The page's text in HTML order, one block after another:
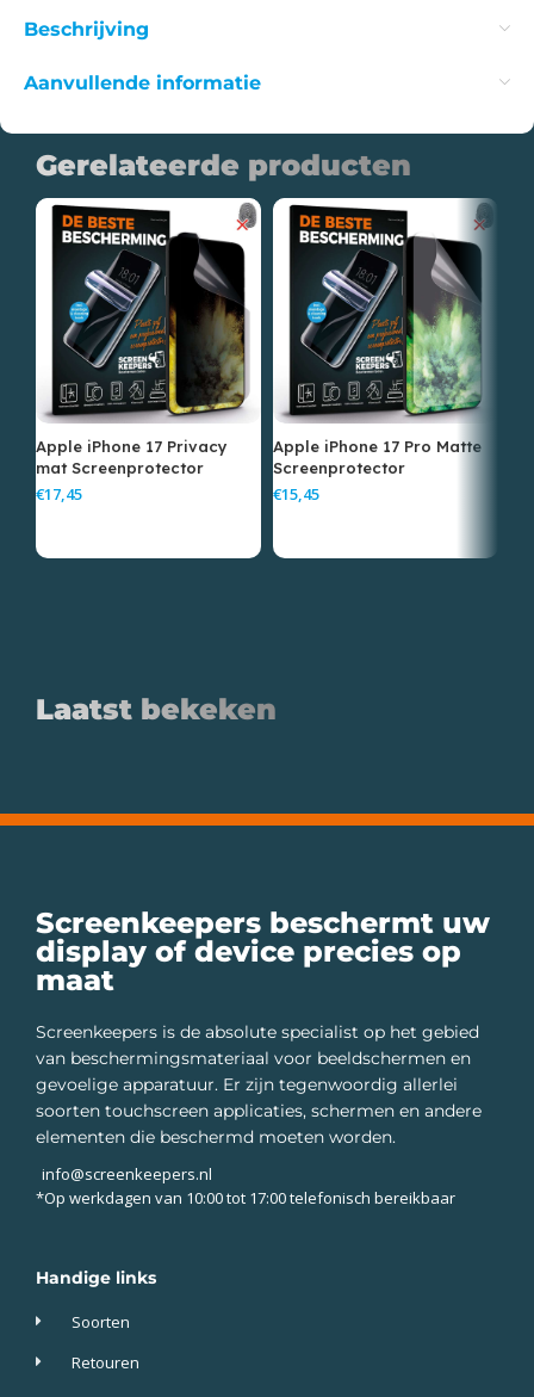
Beschrijving
Aanvullende informatie
Gerelateerde producten
Apple iPhone 17 Privacy
mat Screenprotector
€
Apple iPhone 17 Pro Matte
Screenprotector
€
Laatst bekeken
Screenkeepers beschermt uw
display of device precies op
maat
Screenkeepers is de absolute specialist op het gebied
van beschermingsmateriaal voor beeldschermen en
gevoelige apparatuur. Er zijn tegenwoordig allerlei
soorten touchscreen applicaties, schermen en andere
elementen die beschermd moeten worden.
info@screenkeepers.nl
*Op werkdagen van 10:00 tot 17:00 telefonisch bereikbaar
Handige links
Soorten
Retouren